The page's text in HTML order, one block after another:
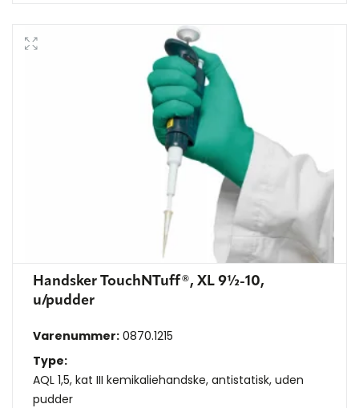
Handsker TouchNTuff®, XL 9½-10,
u/pudder
Varenummer: 0870.1215
Type:
AQL 1,5, kat III kemikaliehandske, antistatisk, uden
pudder